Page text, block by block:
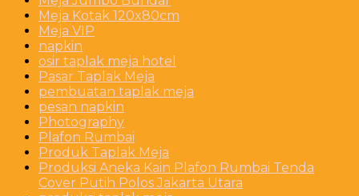
Meja Kotak 120x80cm
Meja VIP
napkin
osir taplak meja hotel
Pasar Taplak Meja
pembuatan taplak meja
pesan napkin
Photography
Plafon Rumbai
Produk Taplak Meja
Produksi Aneka Kain Plafon Rumbai Tenda
Cover Putih Polos Jakarta Utara